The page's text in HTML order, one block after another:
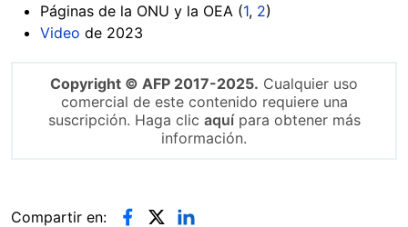
Páginas de la ONU y la OEA (1, 2)
Video de 2023
Copyright © AFP 2017-2025. Cualquier uso
comercial de este contenido requiere una
suscripción. Haga clic aquípara obtener más
información.
Compartir en: